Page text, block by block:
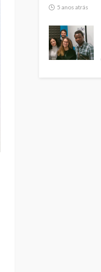
5 anos atrás